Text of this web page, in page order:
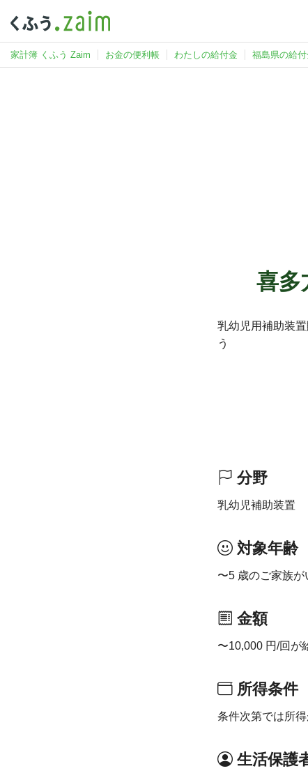
家計簿 くふう Zaim お金の便利帳 わたしの給付金 福島県の給付
喜多
乳幼児用補助装
う
分野
乳幼児補助装置
対象年齢
〜5 歳のご家族が
金額
〜10,000 円/回が
所得条件
条件次第では所
生活保護